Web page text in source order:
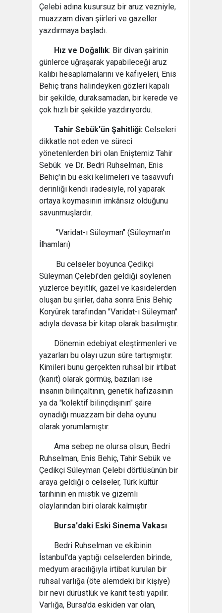
Çelebi adına kusursuz bir aruz vezniyle,
muazzam divan şiirleri ve gazeller
yazdırmaya başladı.
Hız ve Doğallık: Bir divan şairinin
günlerce uğraşarak yapabileceği aruz
kalıbı hesaplamalarını ve kafiyeleri, Enis
Behiç trans halindeyken gözleri kapalı
bir şekilde, duraksamadan, bir kerede ve
çok hızlı bir şekilde yazdırıyordu.
Tahir Sebük'ün Şahitliği: Celseleri
dikkatle not eden ve süreci
yönetenlerden biri olan Eniştemiz Tahir
Sebük ve Dr. Bedri Ruhselman, Enis
Behiç'in bu eski kelimeleri ve tasavvufi
derinliği kendi iradesiyle, rol yaparak
ortaya koymasının imkânsız olduğunu
savunmuşlardır.
"Varidat-ı Süleyman" (Süleyman'ın
İlhamları)
Bu celseler boyunca Çedikçi
Süleyman Çelebi'den geldiği söylenen
yüzlerce beyitlik, gazel ve kasidelerden
oluşan bu şiirler, daha sonra Enis Behiç
Koryürek tarafından "Varidat-ı Süleyman"
adıyla devasa bir kitap olarak basılmıştır.
Dönemin edebiyat eleştirmenleri ve
yazarları bu olayı uzun süre tartışmıştır.
Kimileri bunu gerçekten ruhsal bir irtibat
(kanıt) olarak görmüş, bazıları ise
insanın bilinçaltının, genetik hafızasının
ya da "kolektif bilinçdışının" şaire
oynadığı muazzam bir deha oyunu
olarak yorumlamıştır.
Ama sebep ne olursa olsun, Bedri
Ruhselman, Enis Behiç, Tahir Sebük ve
Çedikçi Süleyman Çelebi dörtlüsünün bir
araya geldiği o celseler, Türk kültür
tarihinin en mistik ve gizemli
olaylarından biri olarak kalmıştır
Bursa'daki Eski Sinema Vakası
Bedri Ruhselman ve ekibinin
İstanbul'da yaptığı celselerden birinde,
medyum aracılığıyla irtibat kurulan bir
ruhsal varlığa (öte alemdeki bir kişiye)
bir nevi dürüstlük ve kanıt testi yapılır.
Varlığa, Bursa'da eskiden var olan,